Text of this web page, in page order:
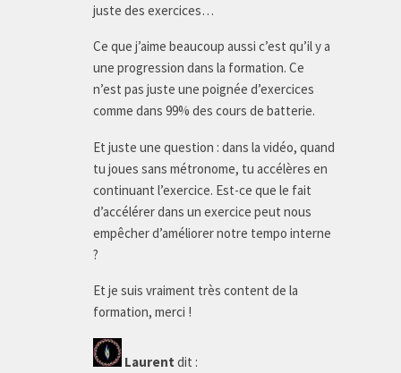
juste des exercices…
Ce que j’aime beaucoup aussi c’est qu’il y a
une progression dans la formation. Ce
n’est pas juste une poignée d’exercices
comme dans 99% des cours de batterie.
Et juste une question : dans la vidéo, quand
tu joues sans métronome, tu accélères en
continuant l’exercice. Est-ce que le fait
d’accélérer dans un exercice peut nous
empêcher d’améliorer notre tempo interne
?
Et je suis vraiment très content de la
formation, merci !
Laurent dit :